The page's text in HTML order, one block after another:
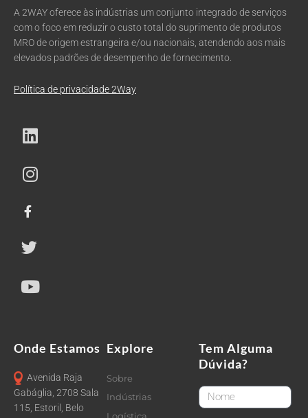
A 2WAY oferece às indústrias um conjunto integrado de serviços
com o foco em reduzir o custo total do suprimento de produtos
MRO de origem estrangeira e/ou nacionais, atendendo aos mais
elevados padrões de desempenho de fornecimento.
Política de privacidade 2Way
Onde Estamos
Avenida Raja
Gabáglia, 2708 Sala
115, Estoril, Belo
Explore
Sobre
Indústrias
Tem Alguma
Dúvida?
FirstName